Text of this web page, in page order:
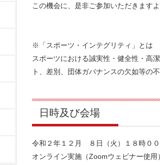
この機会に、是非ご参加いただきます
※「スポーツ・インテグリティ」とは
スポーツにおける誠実性・健全性・高
ト、差別、団体ガバナンスの欠如等の
日時及び会場
令和２年１２月 ８日（火）１８時０
オンライン実施（Zoomウェビナー使用）